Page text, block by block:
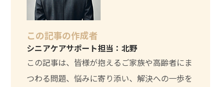
この記事の作成者
シニアケアサポート担当：北野
この記事は、皆様が抱えるご家族や高齢者にま
つわる問題、悩みに寄り添い、解決への一歩を